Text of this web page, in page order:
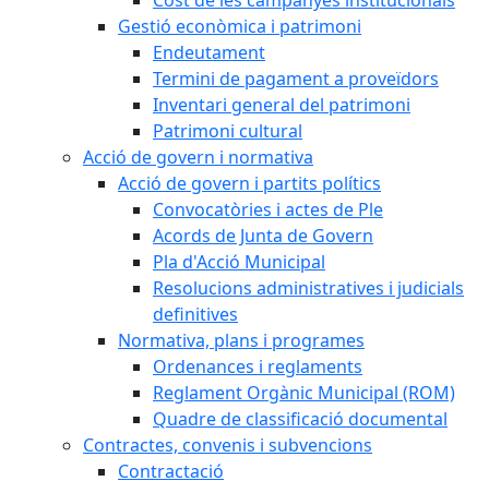
Gestió econòmica i patrimoni
Endeutament
Termini de pagament a proveïdors
Inventari general del patrimoni
Patrimoni cultural
Acció de govern i normativa
Acció de govern i partits polítics
Convocatòries i actes de Ple
Acords de Junta de Govern
Pla d'Acció Municipal
Resolucions administratives i judicials
definitives
Normativa, plans i programes
Ordenances i reglaments
Reglament Orgànic Municipal (ROM)
Quadre de classificació documental
Contractes, convenis i subvencions
Contractació